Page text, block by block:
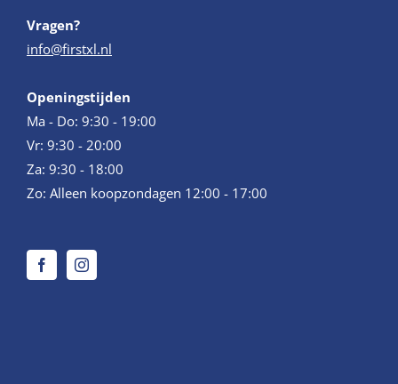
Vragen?
info@firstxl.nl
Openingstijden
Ma - Do: 9:30 - 19:00
Vr: 9:30 - 20:00
Za: 9:30 - 18:00
Zo: Alleen koopzondagen 12:00 - 17:00